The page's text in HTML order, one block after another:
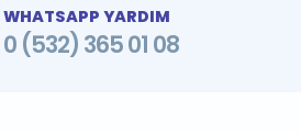
WHATSAPP YARDIM
0 (532) 365 01 08